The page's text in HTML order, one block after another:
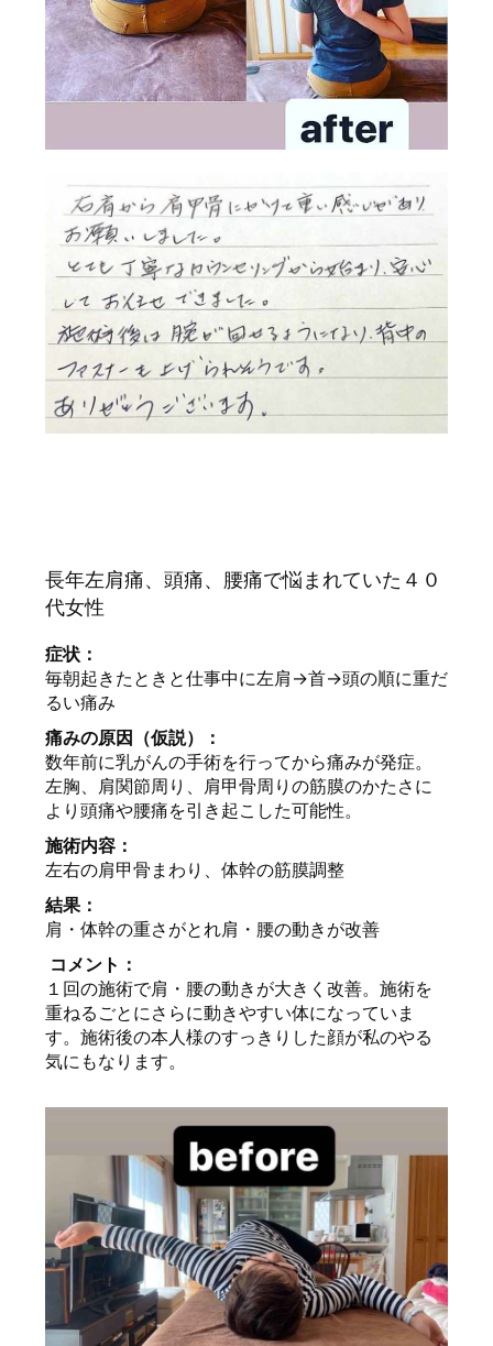
長年左肩痛、頭痛、腰痛で悩まれていた４０
代女性
症状：
毎朝起きたときと仕事中に左肩→首→頭の順に重だ
るい痛み
痛みの原因（仮説）：
数年前に乳がんの手術を行ってから痛みが発症。
左胸、肩関節周り、肩甲骨周りの筋膜のかたさに
より頭痛や腰痛を引き起こした可能性。
施術内容：
左右の肩甲骨まわり、体幹の筋膜調整
結果：
肩・体幹の重さがとれ肩・腰の動きが改善
コメント：
１回の施術で肩・腰の動きが大きく改善。施術を
重ねるごとにさらに動きやすい体になっていま
す。施術後の本人様のすっきりした顔が私のやる
気にもなります。